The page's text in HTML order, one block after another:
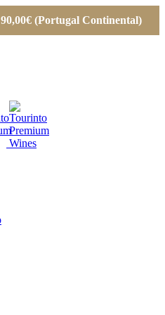
(Portugal Continental)